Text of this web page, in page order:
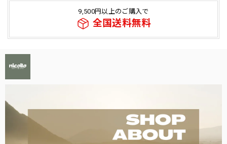
9,500円以上のご購入で
全国送料無料